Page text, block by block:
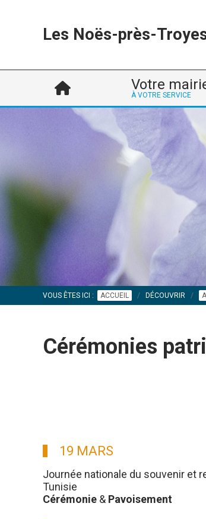
Les Noës-près-
Votre
À VOTRE SERVICE
VOUS ÊTES ICI : ACCUEIL DÉCOUVRIR
Cérémonies
19 MARS
Journée nationale du souvenir et
Tunisie
Cérémonie & Pavoisement